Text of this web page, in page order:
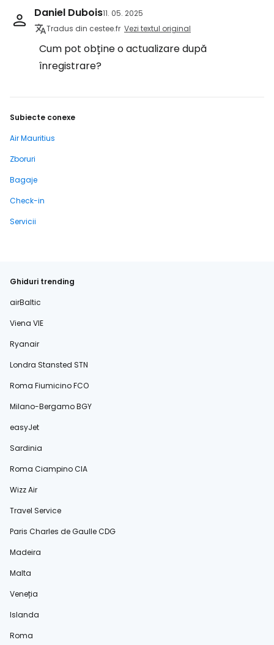
Daniel Dubois11. 05. 2025
Tradus din cestee.fr Vezi textul original
Cum pot obține o actualizare după
înregistrare?
Subiecte conexe
Air Mauritius
Zboruri
Bagaje
Check-in
Servicii
Ghiduri trending
airBaltic
Viena VIE
Ryanair
Londra Stansted STN
Roma Fiumicino FCO
Milano-Bergamo BGY
easyJet
Sardinia
Roma Ciampino CIA
Wizz Air
Travel Service
Paris Charles de Gaulle CDG
Madeira
Malta
Veneția
Islanda
Roma